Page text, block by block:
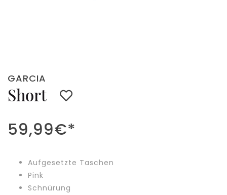
GARCIA
Short
59,99€*
Aufgesetzte Taschen
Pink
Schnürung